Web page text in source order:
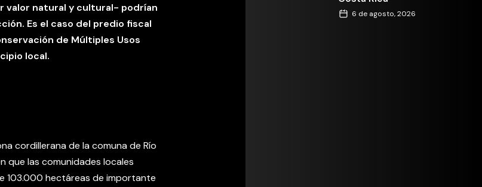
natural y cultural- podrían
Es el caso del predio fiscal
de Múltiples Usos
local.
cordillerana de la comuna de Río
que las comunidades locales
103.000 hectáreas de importante
6 de agosto, 2026